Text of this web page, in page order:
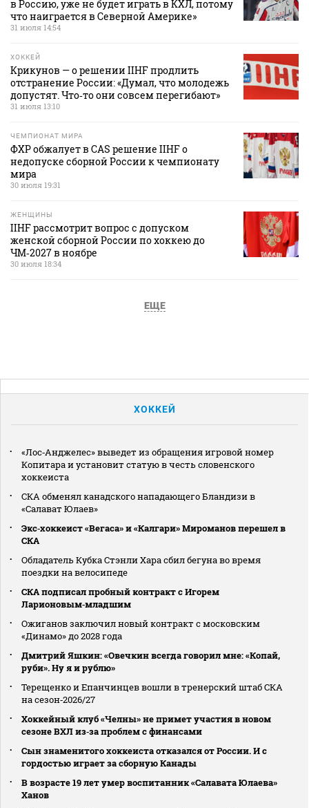
в Россию, уже не будет играть в КХЛ, потому
что наиграется в Северной Америке»
31 июля 14:54
ХОККЕЙ
Крикунов — о решении IIHF продлить
отстранение России: «Думал, что молодежь
допустят. Что‑то они совсем перегибают»
31 июля 13:10
ЧЕМПИОНАТ МИРА
ФХР обжалует в CAS решение IIHF о
недопуске сборной России к чемпионату
мира
30 июля 19:31
ЖЕНЩИНЫ
IIHF рассмотрит вопрос с допуском
женской сборной России по хоккею до
ЧМ‑2027 в ноябре
30 июля 18:34
ЕЩЕ
ХОККЕЙ
«Лос‑Анджелес» выведет из обращения игровой номер
Копитара и установит статую в честь словенского
хоккеиста
СКА обменял канадского нападающего Бландизи в
«Салават Юлаев»
Экс‑хоккеист «Вегаса» и «Калгари» Мироманов перешел в
СКА
Обладатель Кубка Стэнли Хара сбил бегуна во время
поездки на велосипеде
СКА подписал пробный контракт с Игорем
Ларионовым‑младшим
Ожиганов заключил новый контракт с московским
«Динамо» до 2028 года
Дмитрий Яшкин: «Овечкин всегда говорил мне: «Копай,
руби». Ну я и рублю»
Терещенко и Епанчинцев вошли в тренерский штаб СКА
на сезон‑2026/27
Хоккейный клуб «Челны» не примет участия в новом
сезоне ВХЛ из‑за проблем с финансами
Сын знаменитого хоккеиста отказался от России. И с
гордостью играет за сборную Канады
В возрасте 19 лет умер воспитанник «Салавата Юлаева»
Ханов